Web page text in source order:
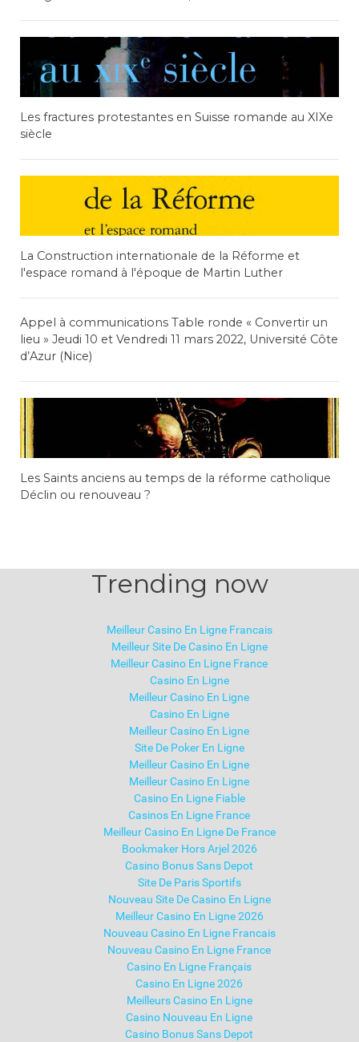
Les fractures protestantes en Suisse romande au XIXe
siècle
La Construction internationale de la Réforme et
l'espace romand à l'époque de Martin Luther
Appel à communications Table ronde « Convertir un
lieu » Jeudi 10 et Vendredi 11 mars 2022, Université Côte
d’Azur (Nice)
Les Saints anciens au temps de la réforme catholique
Déclin ou renouveau ?
Trending now
Meilleur Casino En Ligne Francais
Meilleur Site De Casino En Ligne
Meilleur Casino En Ligne France
Casino En Ligne
Meilleur Casino En Ligne
Casino En Ligne
Meilleur Casino En Ligne
Site De Poker En Ligne
Meilleur Casino En Ligne
Meilleur Casino En Ligne
Casino En Ligne Fiable
Casinos En Ligne France
Meilleur Casino En Ligne De France
Bookmaker Hors Arjel 2026
Casino Bonus Sans Depot
Site De Paris Sportifs
Nouveau Site De Casino En Ligne
Meilleur Casino En Ligne 2026
Nouveau Casino En Ligne Francais
Nouveau Casino En Ligne France
Casino En Ligne Français
Casino En Ligne 2026
Meilleurs Casino En Ligne
Casino Nouveau En Ligne
Casino Bonus Sans Depot